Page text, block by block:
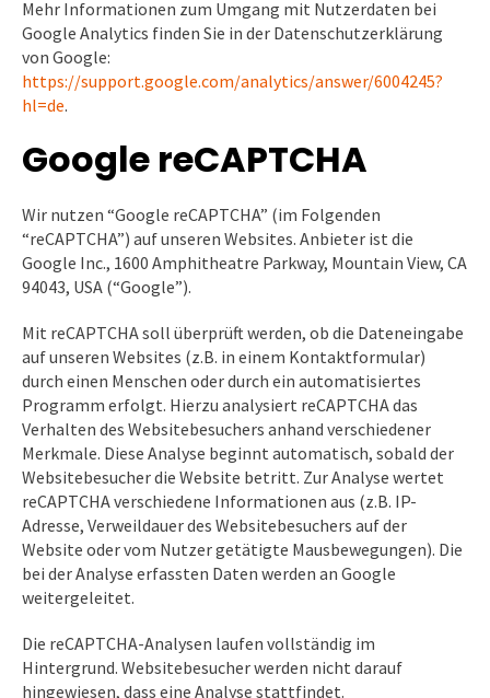
Mehr Informationen zum Umgang mit Nutzerdaten bei
Google Analytics finden Sie in der Datenschutzerklärung
von Google:
https://support.google.com/analytics/answer/6004245?
hl=de.
Google reCAPTCHA
Wir nutzen “Google reCAPTCHA” (im Folgenden
“reCAPTCHA”) auf unseren Websites. Anbieter ist die
Google Inc., 1600 Amphitheatre Parkway, Mountain View, CA
94043, USA (“Google”).
Mit reCAPTCHA soll überprüft werden, ob die Dateneingabe
auf unseren Websites (z.B. in einem Kontaktformular)
durch einen Menschen oder durch ein automatisiertes
Programm erfolgt. Hierzu analysiert reCAPTCHA das
Verhalten des Websitebesuchers anhand verschiedener
Merkmale. Diese Analyse beginnt automatisch, sobald der
Websitebesucher die Website betritt. Zur Analyse wertet
reCAPTCHA verschiedene Informationen aus (z.B. IP-
Adresse, Verweildauer des Websitebesuchers auf der
Website oder vom Nutzer getätigte Mausbewegungen). Die
bei der Analyse erfassten Daten werden an Google
weitergeleitet.
Die reCAPTCHA-Analysen laufen vollständig im
Hintergrund. Websitebesucher werden nicht darauf
hingewiesen, dass eine Analyse stattfindet.